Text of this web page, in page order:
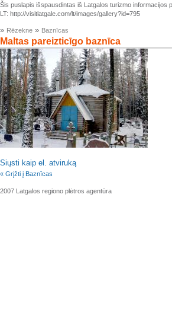
Šis puslapis išspausdintas iš Latgalos turizmo informacijos
LT: http://visitlatgale.com/lt/images/gallery?id=795
» Rēzekne » Baznīcas
Maltas pareizticīgo baznīca
Siųsti kaip el. atviruką
« Grįžti į Baznīcas
2007 Latgalos regiono plėtros agentūra